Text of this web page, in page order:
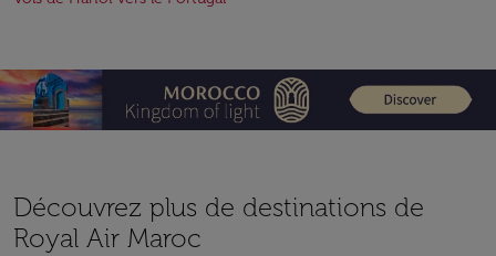
Découvrez plus de destinations de
Royal Air Maroc